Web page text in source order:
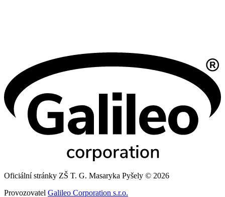
Oficiální stránky ZŠ T. G. Masaryka Pyšely © 2026
Provozovatel Galileo Corporation s.r.o.